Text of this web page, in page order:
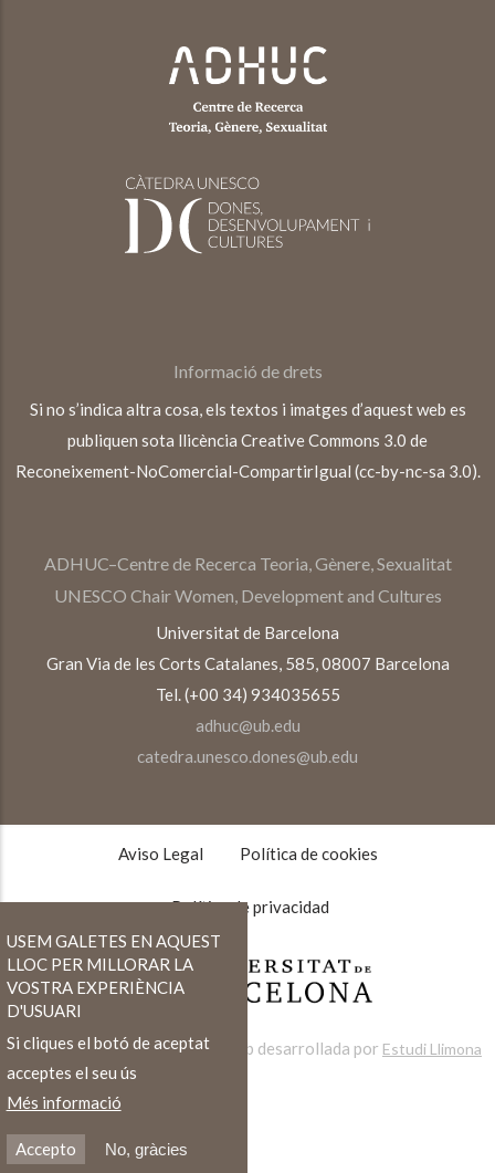
Informació de drets
Si no s’indica altra cosa, els textos i imatges d’aquest web es
publiquen sota llicència Creative Commons 3.0 de
Reconeixement-NoComercial-CompartirIgual (cc-by-nc-sa 3.0).
ADHUC–Centre de Recerca Teoria, Gènere, Sexualitat
UNESCO Chair Women, Development and Cultures
Universitat de Barcelona
Gran Via de les Corts Catalanes, 585, 08007 Barcelona
Tel. (+00 34) 934035655
adhuc@ub.edu
catedra.unesco.dones@ub.edu
TEXTOS
Aviso Legal Política de cookies
Política de privacidad
Web desarrollada por Estudi Llimona
USEM GALETES EN AQUEST
LLOC PER MILLORAR LA
VOSTRA EXPERIÈNCIA
D'USUARI
Si cliques el botó de aceptat
acceptes el seu ús
Més informació
Accepto No, gràcies